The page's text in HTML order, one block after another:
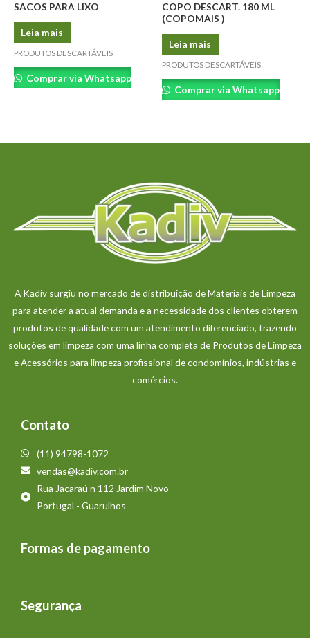
SACOS PARA LIXO
Leia mais
PRODUTOS DESCARTÁVEIS
Comprar via Whatsapp
COPO DESCART. 180 ML
(COPOMAIS )
Leia mais
PRODUTOS DESCARTÁVEIS
Comprar via Whatsapp
A Kadiv surgiu no mercado de distribuição de Materiais de Limpeza
para atender a atual demanda e a necessidade dos clientes obterem
produtos de qualidade com um atendimento diferenciado, trazendo
soluções em limpeza com uma linha completa de Produtos de Limpeza
e Acessórios para limpeza profissional de condomínios, indústrias e
comércios.
Contato
(11) 94798-1072
vendas@kadiv.com.br
Rua Jacaraú n 112 Jardim Novo
Portugal - Guarulhos
Formas de pagamento
Segurança